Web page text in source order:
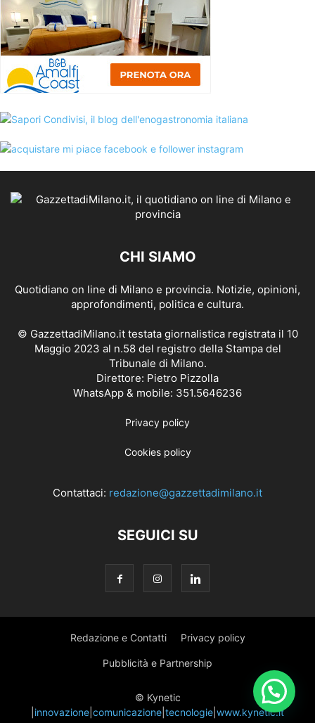
CHI SIAMO
Quotidiano on line di Milano e provincia. Notizie, opinioni,
approfondimenti, politica e cultura.
© GazzettadiMilano.it testata giornalistica registrata il 10
Maggio 2023 al n.58 del registro della Stampa del
Tribunale di Milano.
Direttore: Pietro Pizzolla
WhatsApp & mobile: 351.5646236
Privacy policy
Cookies policy
Contattaci: redazione@gazzettadimilano.it
SEGUICI SU
Redazione e Contatti Privacy policy
Pubblicità e Partnership
© Kynetic
innovazione comunicazione tecnologie www.kynetic.it